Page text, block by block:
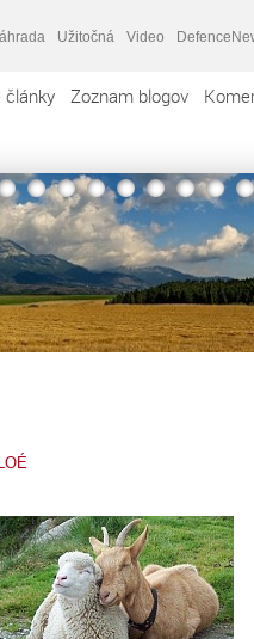
Užitočná Video
články Zoznam blogov